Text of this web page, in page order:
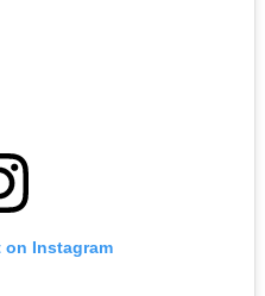
Instagram